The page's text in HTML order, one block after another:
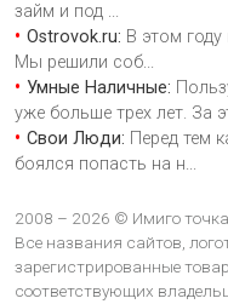
займ и под ...
Ostrovok.ru: В этом
Мы решили соб...
Умные Наличные:
уже больше трех лет. За
Свои Люди: Перед тем
боялся попасть на н...
2008 – 2026 © Имиго точка
Все названия сайтов,
зарегистрированные
соответствующих